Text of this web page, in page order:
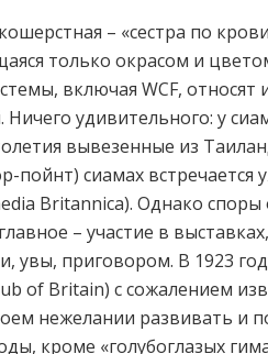
– «сестра по
только окрасом и
включая WCF, относят
удивительного: у
вывезенные из
пойнт) сиамах встречается
Britannica). Однако
– участие в
увы, приговором. В 1923
of Britain) с сожалением
нежелании развивать и
кроме «голубоглазых